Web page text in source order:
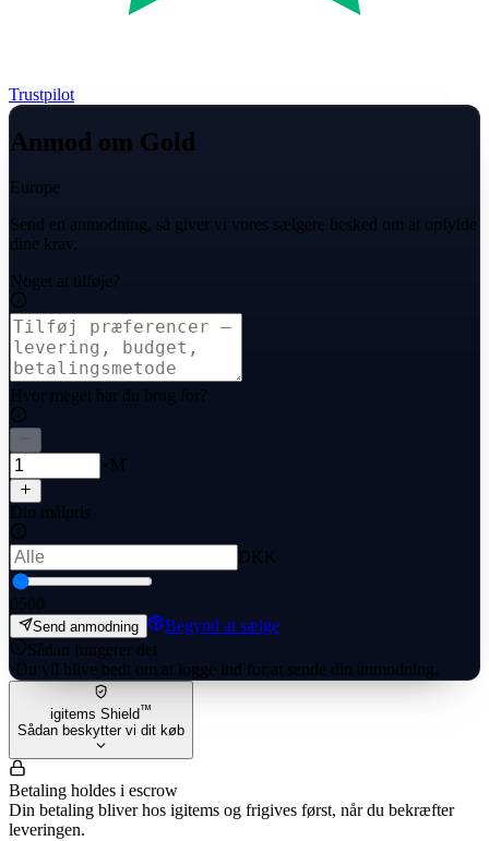
Trustpilot
Anmod om Gold
Europe
Send en anmodning, så giver vi vores sælgere besked om at opfylde
dine krav.
Noget at tilføje?
Hvor meget har du brug for?
×M
Din målpris
DKK
0500
Send anmodning
Begynd at sælge
Sådan fungerer det
· Du vil blive bedt om at logge ind for at sende din anmodning.
igitems Shield™
Sådan beskytter vi dit køb
Betaling holdes i escrow
Din betaling bliver hos igitems og frigives først, når du bekræfter
leveringen.